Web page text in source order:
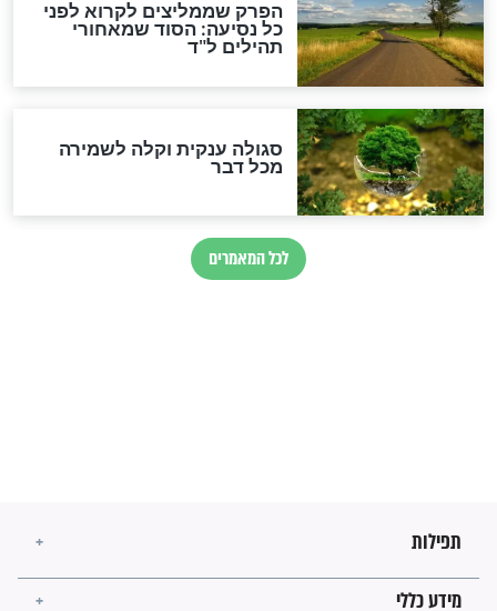
השניות האחרונות לפני מלחמה
עולמית"
מה יהיו גבולות ארץ ישראל
בזמן הגאולה?